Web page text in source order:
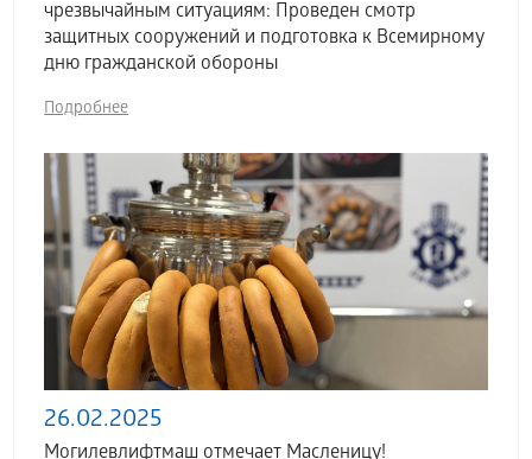
чрезвычайным ситуациям: Проведен смотр
защитных сооружений и подготовка к Всемирному
дню гражданской обороны
Подробнее
26.02.2025
Могилевлифтмаш отмечает Масленицу!